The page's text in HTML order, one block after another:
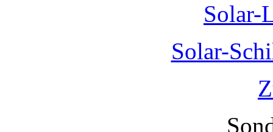
Solar-
Solar-